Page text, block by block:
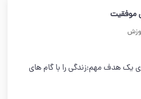
موفقیت
یک هدف مهم:زندگی را با گام های